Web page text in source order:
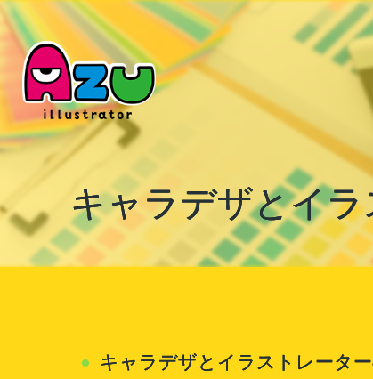
キャラデザとイ
キャラデザとイラストレータ